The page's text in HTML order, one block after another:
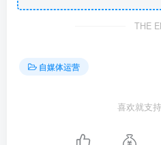
THE
自媒体运营
喜欢就支